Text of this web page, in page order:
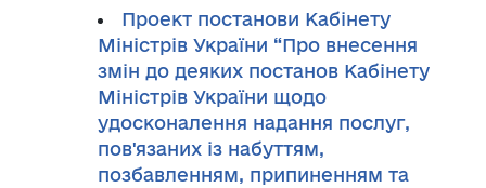
Проект постанови Кабінету
Міністрів України “Про внесення
змін до деяких постанов Кабінету
Міністрів України щодо
удосконалення надання послуг,
пов'язаних із набуттям,
позбавленням, припиненням та